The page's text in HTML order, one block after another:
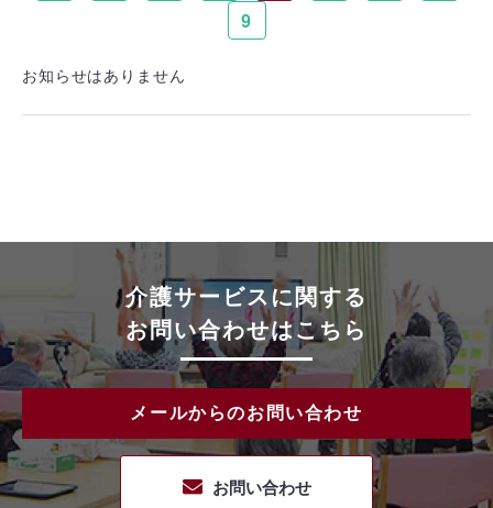
9
お知らせはありません
介護サービスに関する
お問い合わせはこちら
メールからのお問い合わせ
お問い合わせ